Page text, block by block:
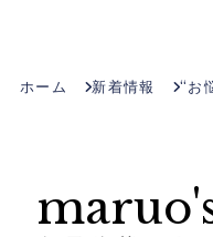
ホーム 新着情報